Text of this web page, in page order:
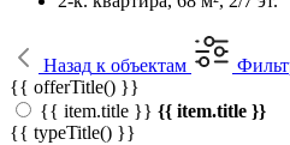
Назад к объектам
{{ offerTitle() }}
{{ item.title }} {{ item.title }}
{{ typeTitle() }}